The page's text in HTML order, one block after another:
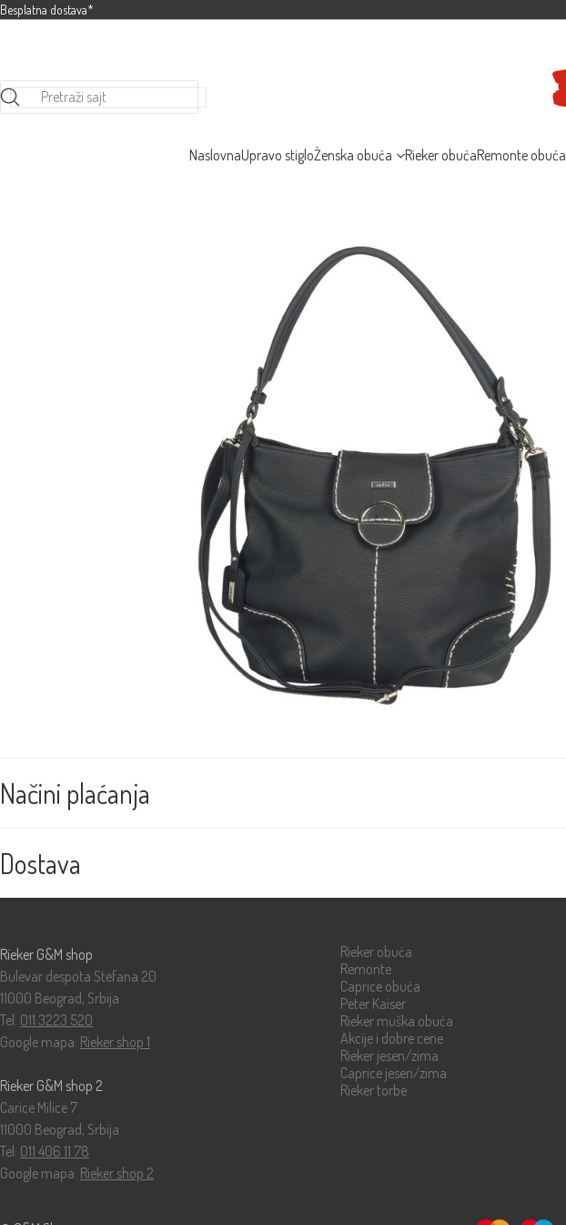
Besplatna dostava*
Pretraži sajt
NaslovnaUpravo stigloŽenska obuća Rieker obućaRemonte obuća
Načini plaćanja
Dostava
Rieker G&M shop
Bulevar despota Stefana 20
11000 Beograd, Srbija
Tel: 011 3223 520
Google mapa: Rieker shop 1
Rieker G&M shop 2
Carice Milice 7
11000 Beograd, Srbija
Tel: 011 406 11 78
Google mapa: Rieker shop 2
Rieker obuća
Remonte
Caprice obuća
Peter Kaiser
Rieker muška obuća
Akcije i dobre cene
Rieker jesen/zima
Caprice jesen/zima
Rieker torbe